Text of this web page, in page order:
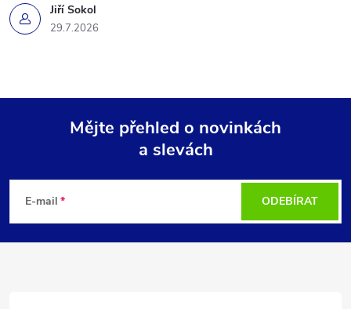
Jiří Sokol
29.7.2026
p
Mějte přehled o novinkách
a slevách
E-mail ODEBÍRAT